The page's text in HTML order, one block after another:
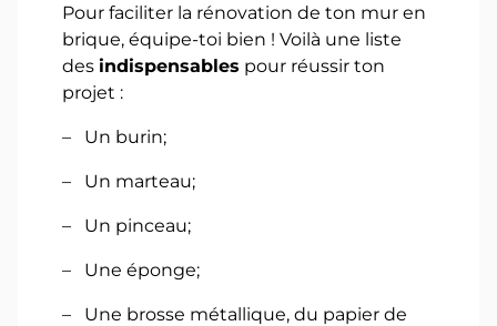
Pour faciliter la rénovation de ton mur en
brique, équipe-toi bien ! Voilà une liste
desindispensables pour réussir ton
projet :
– Un burin;
– Un marteau;
– Un pinceau;
– Une éponge;
– Une brosse métallique, du papier de